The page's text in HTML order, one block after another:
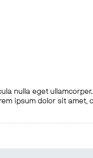
nulla eget
ipsum dolor sit amet,